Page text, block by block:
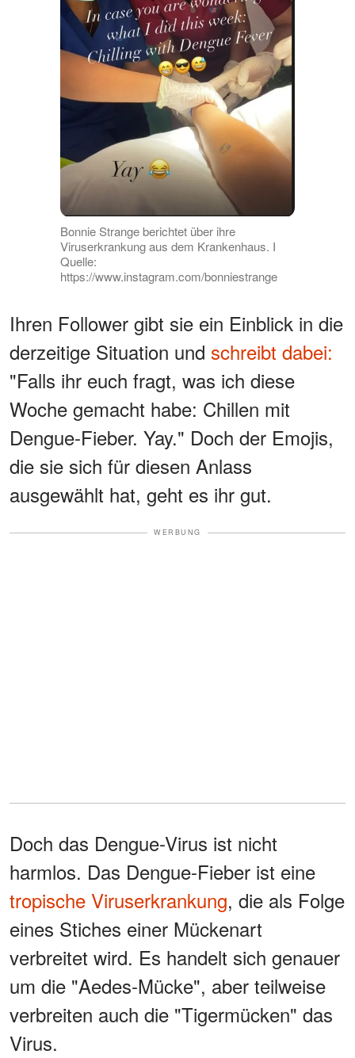
Bonnie Strange berichtet über ihre
Viruserkrankung aus dem Krankenhaus. I
Quelle:
https://www.instagram.com/bonniestrange
Ihren Follower gibt sie ein Einblick in die
derzeitige Situation und schreibt dabei:
"Falls ihr euch fragt, was ich diese
Woche gemacht habe: Chillen mit
Dengue-Fieber. Yay." Doch der Emojis,
die sie sich für diesen Anlass
ausgewählt hat, geht es ihr gut.
WERBUNG
Doch das Dengue-Virus ist nicht
harmlos. Das Dengue-Fieber ist eine
tropische Viruserkrankung, die als Folge
eines Stiches einer Mückenart
verbreitet wird. Es handelt sich genauer
um die "Aedes-Mücke", aber teilweise
verbreiten auch die "Tigermücken" das
Virus.